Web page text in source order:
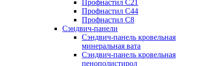
Профнастил С21
Профнастил С44
Профнастил С8
Сэндвич-панели
Сэндвич-панель кровельная
минеральная вата
Сэндвич-панель кровельная
пенополистирол